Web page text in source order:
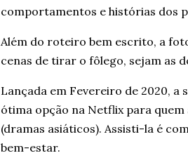
comportamentos e histórias dos
Além do roteiro bem escrito, a
cenas de tirar o fôlego, sejam as
Lançada em Fevereiro de 2020, a
ótima opção na Netflix para
(dramas asiáticos). Assisti-la é
bem-estar.